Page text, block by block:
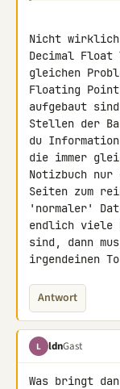
Nicht
Decimal
gleichen
Floating
aufgebaut
Stellen der
du
die immer
Notizbuch
Seiten zum
'normaler'
endlich viele
sind, dann
irgendeinen
Antwort
L ldnGast
Was bringt